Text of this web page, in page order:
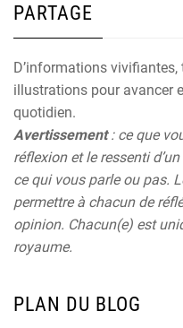
PARTAGE
D’informations
illustrations pour avancer
quotidien.
Avertissement: ce que
réflexion et le ressenti
ce qui vous parle ou pas.
permettre à chacun de
opinion. Chacun(e) est
royaume.
PLAN DU BLOG